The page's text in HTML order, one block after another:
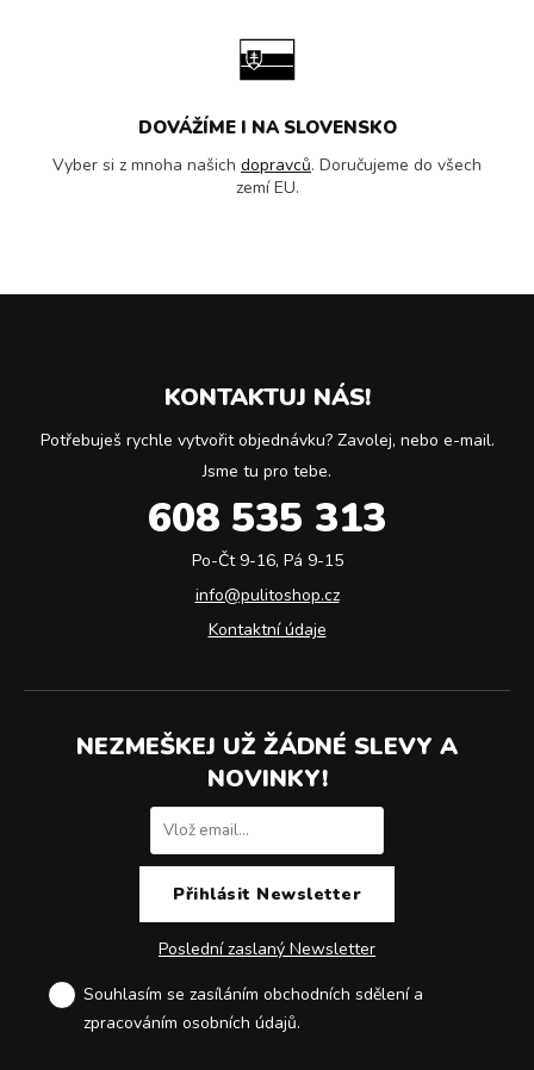
DOVÁŽÍME I NA SLOVENSKO
Vyber si z mnoha našich dopravců. Doručujeme do všech
zemí EU.
KONTAKTUJ NÁS!
Potřebuješ rychle vytvořit objednávku? Zavolej, nebo e-mail.
Jsme tu pro tebe.
608 535 313
Po-Čt 9-16, Pá 9-15
info@pulitoshop.cz
Kontaktní údaje
NEZMEŠKEJ UŽ ŽÁDNÉ SLEVY A
NOVINKY!
Poslední zaslaný Newsletter
Souhlasím se zasíláním obchodních sdělení a
zpracováním osobních údajů.